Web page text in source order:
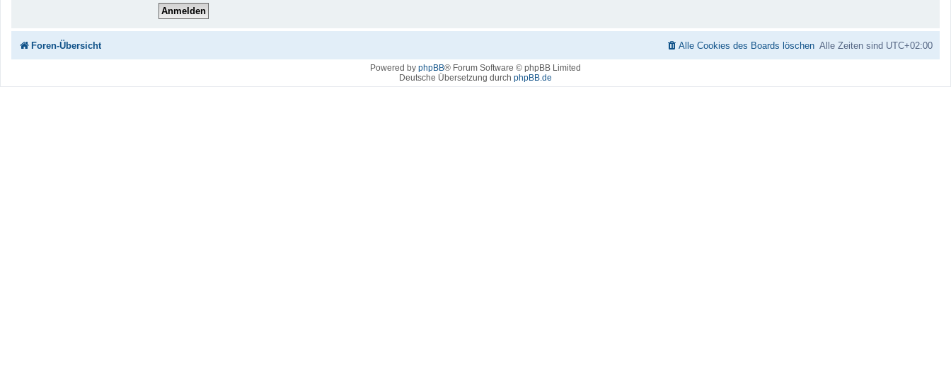
Foren-Übersicht Alle Zeiten sind UTC+02:00
Alle Cookies des Boards löschen
Powered by phpBB® Forum Software © phpBB Limited
Deutsche Übersetzung durch phpBB.de